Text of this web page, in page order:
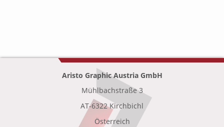
Aristo Graphic Austria GmbH
Mühlbachstraße 3
AT-6322 Kirchbichl
Österreich